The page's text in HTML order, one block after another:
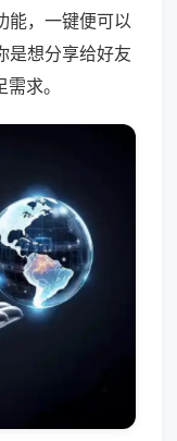
能，一键便可以
是想分享给好友
求。